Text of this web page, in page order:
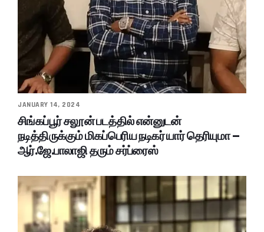
JANUARY 14, 2024
சிங்கப்பூர் சலூன் படத்தில் என்னுடன்
நடித்திருக்கும் மிகப்பெரிய நடிகர் யார் தெரியுமா –
ஆர்.ஜே.பாலாஜி தரும் சர்ப்ரைஸ்